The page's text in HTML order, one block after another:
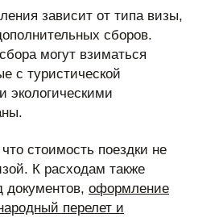
зависит от типа визы,
сборов.
могут взиматься
с туристической
экологическими
стоимость поездки не
К расходам также
документов, оформление
перелет и